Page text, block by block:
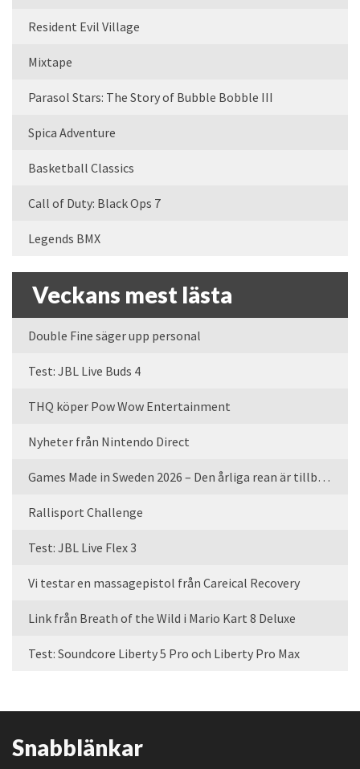
Resident Evil Village
Mixtape
Parasol Stars: The Story of Bubble Bobble III
Spica Adventure
Basketball Classics
Call of Duty: Black Ops 7
Legends BMX
Veckans mest lästa
Double Fine säger upp personal
Test: JBL Live Buds 4
THQ köper Pow Wow Entertainment
Nyheter från Nintendo Direct
Games Made in Sweden 2026 – Den årliga rean är tillbaka
Rallisport Challenge
Test: JBL Live Flex 3
Vi testar en massagepistol från Careical Recovery
Link från Breath of the Wild i Mario Kart 8 Deluxe
Test: Soundcore Liberty 5 Pro och Liberty Pro Max
Snabblänkar